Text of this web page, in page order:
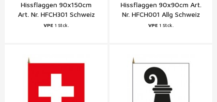
Hissflaggen 90x150cm
Art. Nr. HFCH301 Schweiz
VPE 1 Stck.
Hissflaggen 90x90cm Art.
Nr. HFCH001 Allg Schweiz
VPE 1 Stck.